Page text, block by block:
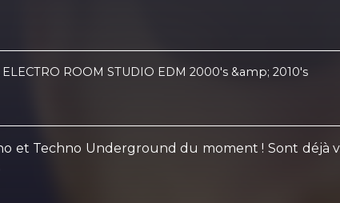
ROOM STUDIO EDM 2000's &amp; 2010's
Techno Underground du moment ! Sont déjà